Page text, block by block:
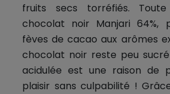
fruits secs torréfiés.
chocolat noir Manjari 64%,
fèves de cacao aux arômes
chocolat noir reste peu
acidulée est une raison de
plaisir sans culpabilité !